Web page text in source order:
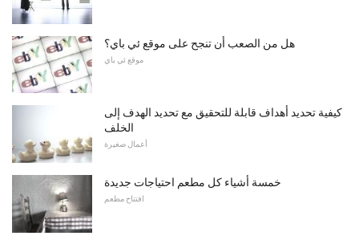
هل من الصعب أن تنجح على موقع ئي باي؟
موقع ئي باي
كيفية تحديد أهداف قابلة للتحقيق مع تحديد الهدف إلى
الخلف
أعمال صغيرة
خمسة أشياء كل مطعم احتياجات جديدة
افتتاح مطعم